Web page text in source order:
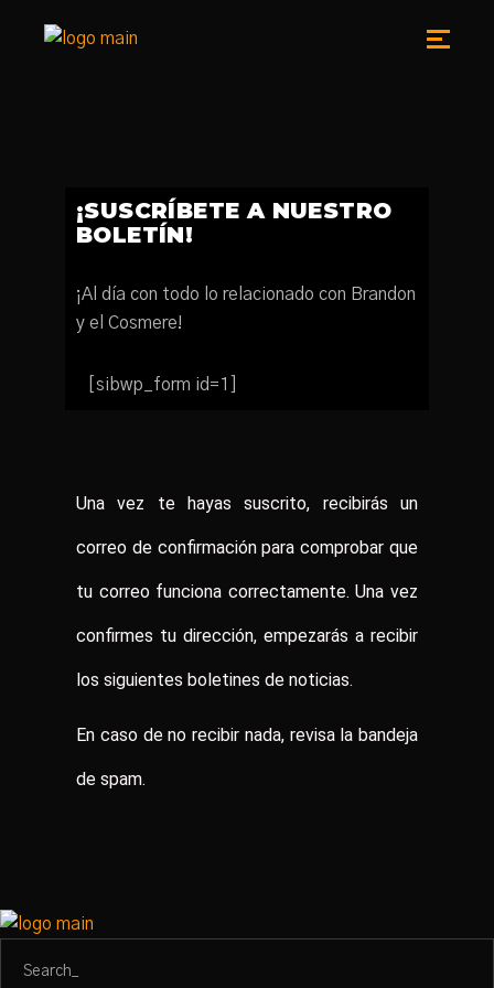
¡SUSCRÍBETE A NUESTRO
BOLETÍN!
¡Al día con todo lo relacionado con Brandon
y el Cosmere!
[sibwp_form id=1]
Una vez te hayas suscrito, recibirás un
correo de confirmación para comprobar que
tu correo funciona correctamente. Una vez
confirmes tu dirección, empezarás a recibir
los siguientes boletines de noticias.
En caso de no recibir nada, revisa la bandeja
de spam.